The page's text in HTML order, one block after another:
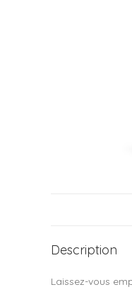
Description
Laissez-vous